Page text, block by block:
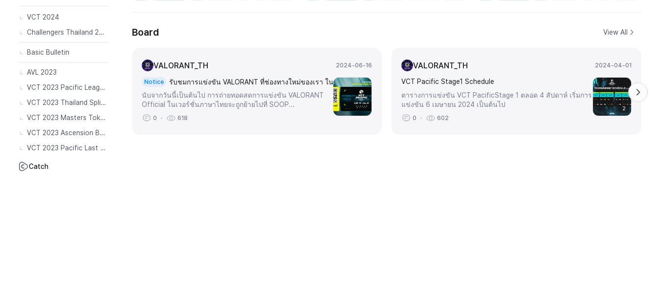
VCT 2024
Challengers Thailand 2024
Basic Bulletin
AVL 2023
VCT 2023 Pacific League
VCT 2023 Thailand Split 2
VCT 2023 Masters Tokyo
VCT 2023 Ascension Bangkok
VCT 2023 Pacific Last Chance Qualifier
Catch
Board View All
VALORANT_TH 2024-06-16
Notice
รับชมการแข่งขัน VALORANT ที่ช่องทางใหม่ของเรา ใน SOOP LIVE!
นับจากวันนี้เป็นต้นไป การถ่ายทอดสดการแข่งขัน VALORANT
Official ในเวอร์ชั่นภาษาไทยจะถูกย้ายไปที่ SOOP...
0 618
VALORANT_TH 2024-04-01
VCT Pacific Stage1 Schedule
ตารางการแข่งขัน VCT PacificStage 1 ตลอด 4 สัปดาห์ เริ่มการ
แข่งขัน 6 เมษายน 2024 เป็นต้นไป
0 602
2